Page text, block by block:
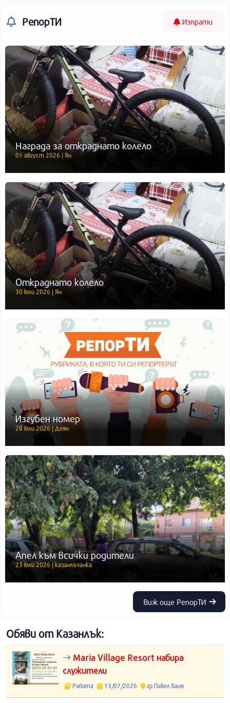
РепорТИ Изпрати
Награда за откраднато колело
01 август 2026 | Ян
Откраднато колело
30 юли 2026 | Ян
Изгубен номер
28 юли 2026 | Деян
Апел към всички родители
23 юли 2026 | казанлъчанка
Виж още РепорТИ
Обяви от Казанлък:
Maria Village Resort набира
служители
Работа 13/07/2026 гр.Павел Баня